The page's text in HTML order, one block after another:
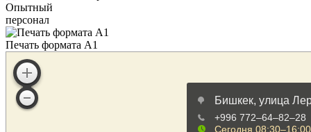
Опытный
персонал
Печать формата А1